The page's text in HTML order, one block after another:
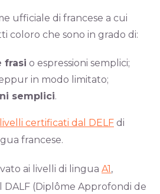
ufficiale di francese a cui
coloro che sono in grado di:
frasi o espressioni semplici;
in modo limitato;
semplici.
livelli certificati dal DELF di
francese.
ai livelli di lingua A1,
DALF (Diplôme Approfondi de